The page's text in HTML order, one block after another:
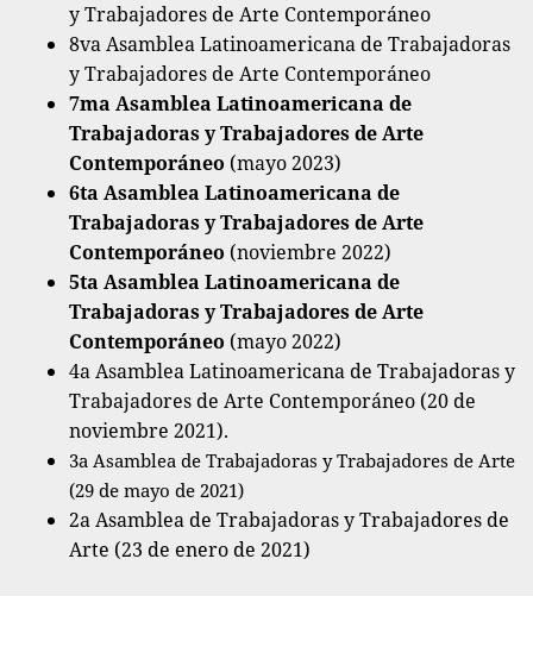
y Trabajadores de Arte Contemporáneo
8va Asamblea Latinoamericana de Trabajadoras
y Trabajadores de Arte Contemporáneo
7ma Asamblea Latinoamericana de
Trabajadoras y Trabajadores de Arte
Contemporáneo (mayo 2023)
6ta Asamblea Latinoamericana de
Trabajadoras y Trabajadores de Arte
Contemporáneo (noviembre 2022)
5ta Asamblea Latinoamericana de
Trabajadoras y Trabajadores de Arte
Contemporáneo (mayo 2022)
4a Asamblea Latinoamericana de Trabajadoras y
Trabajadores de Arte Contemporáneo (20 de
noviembre 2021).
3a Asamblea de Trabajadoras y Trabajadores de Arte
(29 de mayo de 2021)
2a Asamblea de Trabajadoras y Trabajadores de
Arte (23 de enero de 2021)